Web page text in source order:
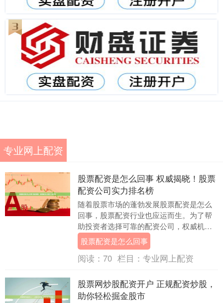
专业网上配资
股票配资是怎么回事 权威揭晓！股票
配资公司实力排名榜
随着股票市场的蓬勃发展股票配资是怎么
回事，股票配资行业也应运而生。为了帮
助投资者选择可靠的配资公司，权威机构
近期发布了股票配资公司实力排名榜。 炒
股配资是指投资....
股票配资是怎么回事
阅读： 70 栏目： 专业网上配资
股票网炒股配资开户 正规配资炒股，
助你轻松掘金股市